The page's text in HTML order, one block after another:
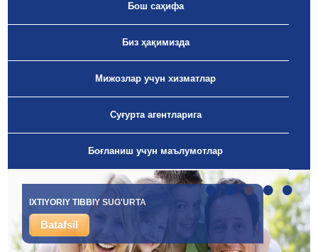
Бош саҳифа
Биз ҳақимизда
Мижозлар учун хизматлар
Суғурта агентларига
Боғланиш учун маълумотлар
IXTIYORIY TIBBIY SUG'URTA
Batafsil
•••••